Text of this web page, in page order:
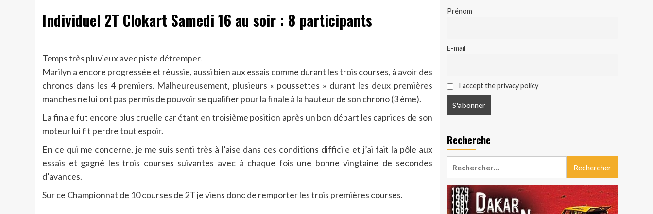
Individuel 2T Clokart Samedi 16 au soir : 8 participants
Temps très pluvieux avec piste détremper.
Marilyn a encore progressée et réussie, aussi bien aux essais comme durant les trois courses, à avoir des
chronos dans les 4 premiers. Malheureusement, plusieurs « poussettes » durant les deux premières
manches ne lui ont pas permis de pouvoir se qualifier pour la finale à la hauteur de son chrono (3 ème).
La finale fut encore plus cruelle car étant en troisième position après un bon départ les caprices de son
moteur lui fit perdre tout espoir.
En ce qui me concerne, je me suis senti très à l’aise dans ces conditions difficile et j’ai fait la pôle aux
essais et gagné les trois courses suivantes avec à chaque fois une bonne vingtaine de secondes
d’avances.
Sur ce Championnat de 10 courses de 2T je viens donc de remporter les trois premières courses.
Prénom
E-mail
I accept the privacy policy
Recherche